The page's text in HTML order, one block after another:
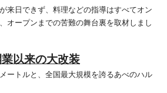
来日できず、料理などの指導はすべてオン
オープンまでの苦難の舞台裏を取材しまし
以来の大改装
ートルと、全国最大規模を誇るあべのハル